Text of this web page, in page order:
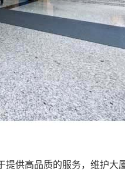
提供高品质的服务，维护大